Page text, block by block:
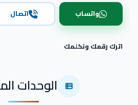
واتساب اتصال
اترك رقمك ونكلمك
الوحدات